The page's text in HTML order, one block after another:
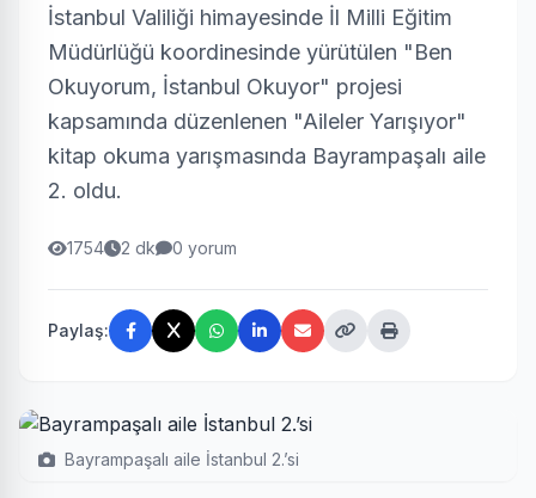
İstanbul Valiliği himayesinde İl Milli Eğitim
Müdürlüğü koordinesinde yürütülen "Ben
Okuyorum, İstanbul Okuyor" projesi
kapsamında düzenlenen "Aileler Yarışıyor"
kitap okuma yarışmasında Bayrampaşalı aile
2. oldu.
1754 2 dk 0 yorum
Paylaş:
Bayrampaşalı aile İstanbul 2.’si